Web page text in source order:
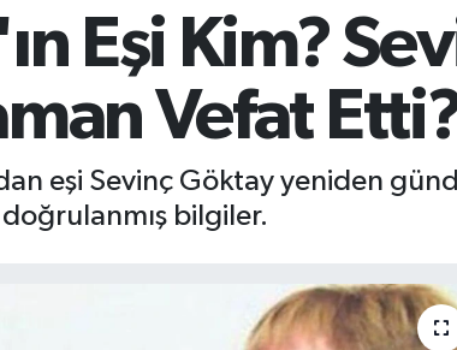
Eşi Kim?
Vefat
eşi Sevinç Göktay yeniden
bilgiler.